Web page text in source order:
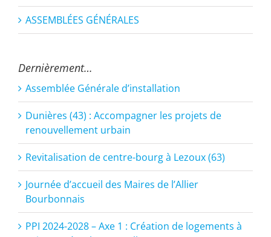
ASSEMBLÉES GÉNÉRALES
Dernièrement…
Assemblée Générale d’installation
Dunières (43) : Accompagner les projets de
renouvellement urbain
Revitalisation de centre-bourg à Lezoux (63)
Journée d’accueil des Maires de l’Allier
Bourbonnais
PPI 2024-2028 – Axe 1 : Création de logements à